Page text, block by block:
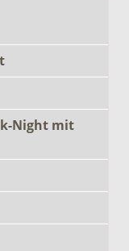
Night mit